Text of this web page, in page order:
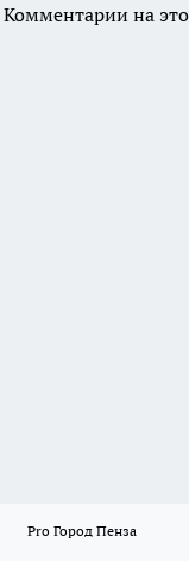
Комментарии на
Pro Город Пенза